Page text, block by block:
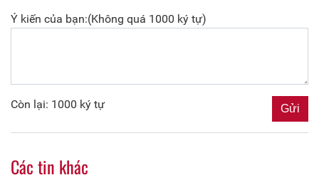
Ý kiến của bạn:(Không quá 1000 ký tự)
Còn lại: 1000 ký tự
Các tin khác